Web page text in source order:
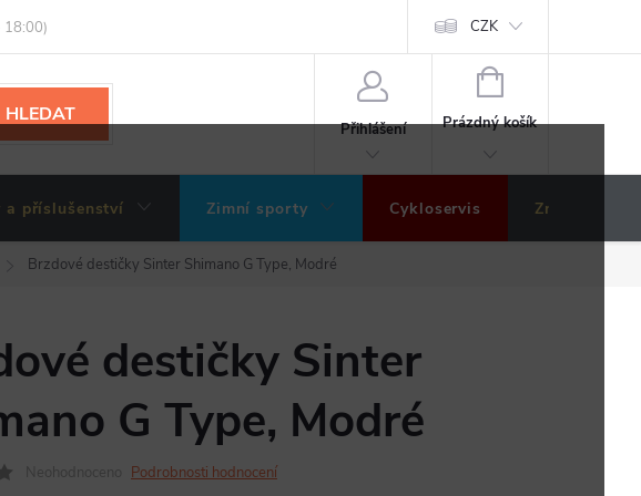
Hodnocení obchodu CZK
HLEDAT
Přihlášení
NÁKUPNÍ
KOŠÍK
Prázdný košík
a příslušenství Zimní sporty Cykloservis Značky
Brzdové destičky Sinter Shimano G Type, Modré
destičky Sinter
G Type, Modré
Podrobnosti hodnocení